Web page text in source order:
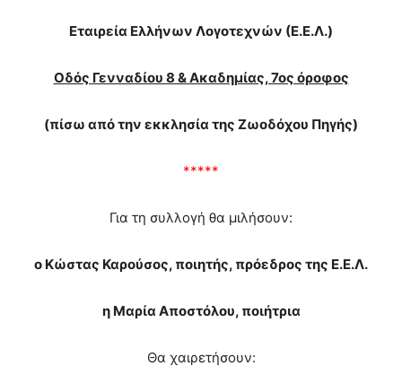
pain.
Εταιρεία Ελλήνων Λογοτεχνών (Ε.Ε.Λ.)
Οδός Γενναδίου 8 & Ακαδημίας, 7ος όροφος
(πίσω από την εκκλησία της Ζωοδόχου Πηγής)
*****
Για τη συλλογή θα μιλήσουν:
ο Κώστας Καρούσος, ποιητής, πρόεδρος της Ε.Ε.Λ.
η Μαρία Αποστόλου, ποιήτρια
Θα χαιρετήσουν: